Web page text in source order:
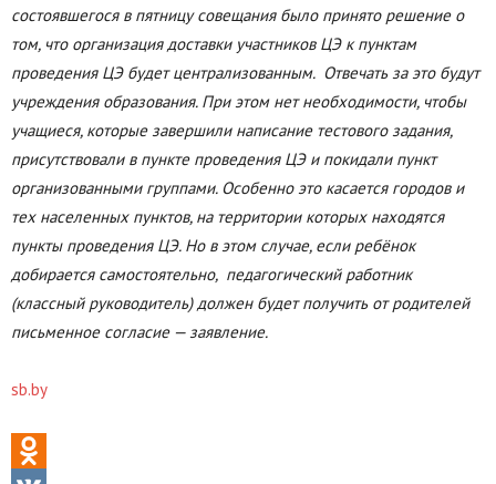
состоявшегося в пятницу совещания было принято решение о
том, что организация доставки участников ЦЭ к пунктам
проведения ЦЭ будет централизованным. Отвечать за это будут
учреждения образования. При этом нет необходимости, чтобы
учащиеся, которые завершили написание тестового задания,
присутствовали в пункте проведения ЦЭ и покидали пункт
организованными группами. Особенно это касается городов и
тех населенных пунктов, на территории которых находятся
пункты проведения ЦЭ. Но в этом случае, если ребёнок
добирается самостоятельно, педагогический работник
(классный руководитель) должен будет получить от родителей
письменное согласие — заявление.
sb.by